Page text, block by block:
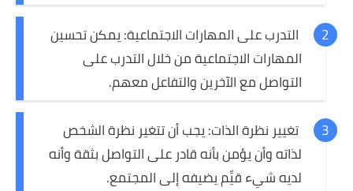
التدرب على المهارات الاجتماعية: يمكن تحسين
المهارات الاجتماعية من خلال التدرب على
التواصل مع الآخرين والتفاعل معهم.
تغيير نظرة الذات: يجب أن تتغير نظرة الشخص
لذاته وأن يؤمن بأنه قادر على التواصل بثقة وأنه
لديه شيء قيِّم يضيفه إلى المجتمع.